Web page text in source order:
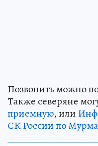
Позвонить можно
Также северяне
приемную, или
СК России по